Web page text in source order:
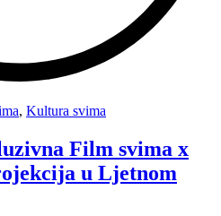
, Kultura svima
Film svima x
u Ljetnom